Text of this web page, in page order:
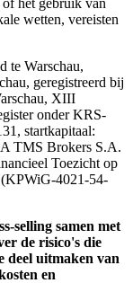
wetten, vereisten
te Warschau,
geregistreerd bij
XIII
onder KRS-
startkapitaal:
TMS Brokers S.A.
Toezicht op
(KPWiG-4021-54-
selling samen met
de risico's die
deel uitmaken van
en